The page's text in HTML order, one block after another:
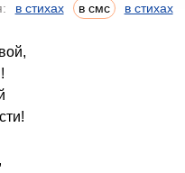
в стихах в смс в стихах